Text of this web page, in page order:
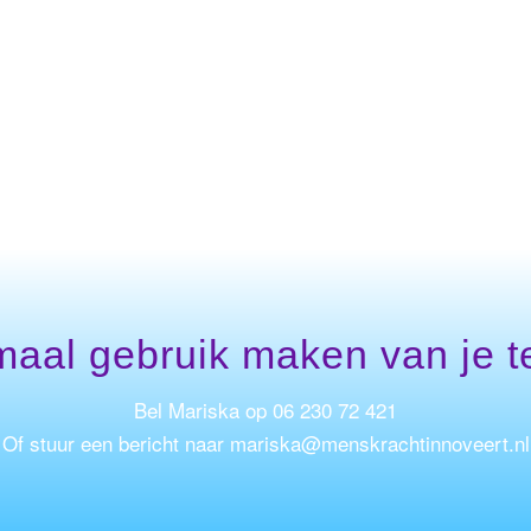
gebruik maken van je
Bel Mariska op 06 230 72 421
Of stuur een bericht naar mariska@menskrachtinnoveert.nl